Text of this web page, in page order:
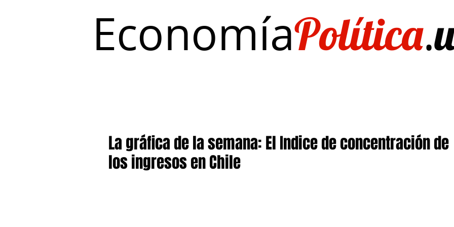
EconomíaPolítica.
La gráfica de la semana: El Indice de concentración de
los ingresos en Chile